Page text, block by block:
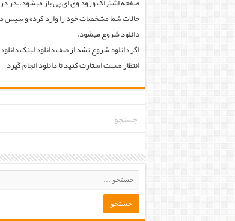
صفحه اشتراک ورود وی ای پی باز میشود..در
حالات شما مشخصات خود را وارد کرده و سپس
دانلود شروع میشود.
اگر دانلود شروع نشد از صف دانلود لینک
انتظار هست استارت کنید تا دانلود انجام گیرد